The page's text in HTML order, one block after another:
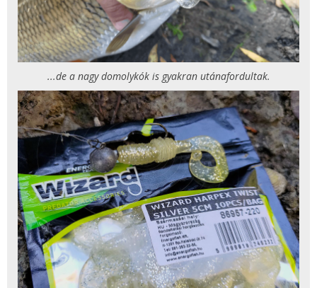
...de a nagy domolykók is gyakran utánafordultak.